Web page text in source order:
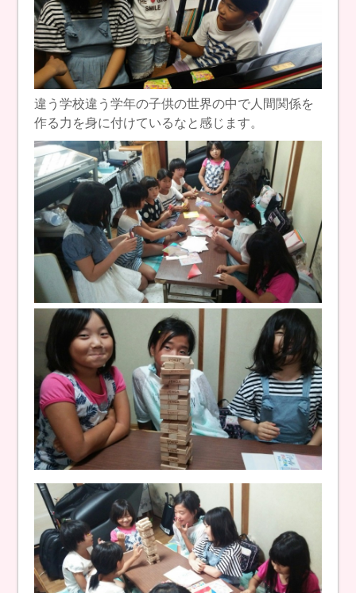
違う学校違う学年の子供の世界の中で人間関係を
作る力を身に付けているなと感じます。